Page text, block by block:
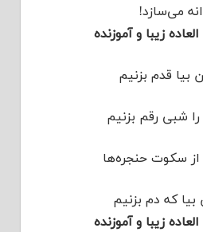
می‌سازد!
زیبا و آموزنده
بیا قدم بزنیم
شبی رقم بزنیم
سکوت حنجره‌ها
بیا که دم بزنیم
زیبا و آموزنده